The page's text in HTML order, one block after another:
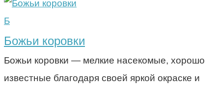
Б
Божьи коровки
Божьи коровки — мелкие насекомые, хорошо
известные благодаря своей яркой окраске и